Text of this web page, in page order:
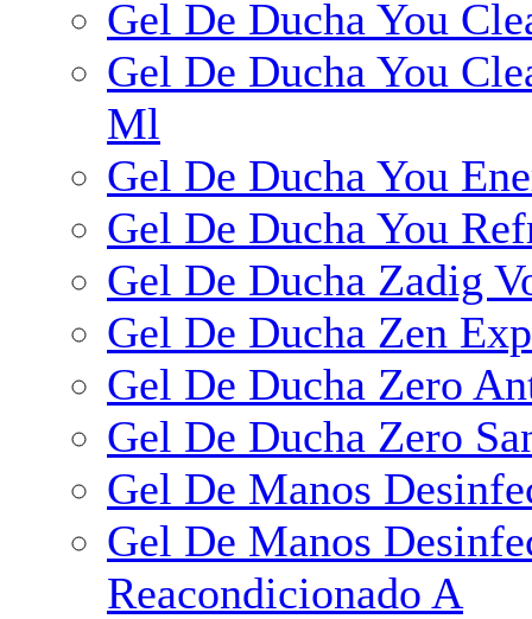
Gel De Ducha You
Gel De Ducha You
Ml
Gel De Ducha You
Gel De Ducha You
Gel De Ducha Zadig
Gel De Ducha Zen
Gel De Ducha Zero
Gel De Ducha Zero
Gel De Manos
Gel De Manos
Reacondicionado A